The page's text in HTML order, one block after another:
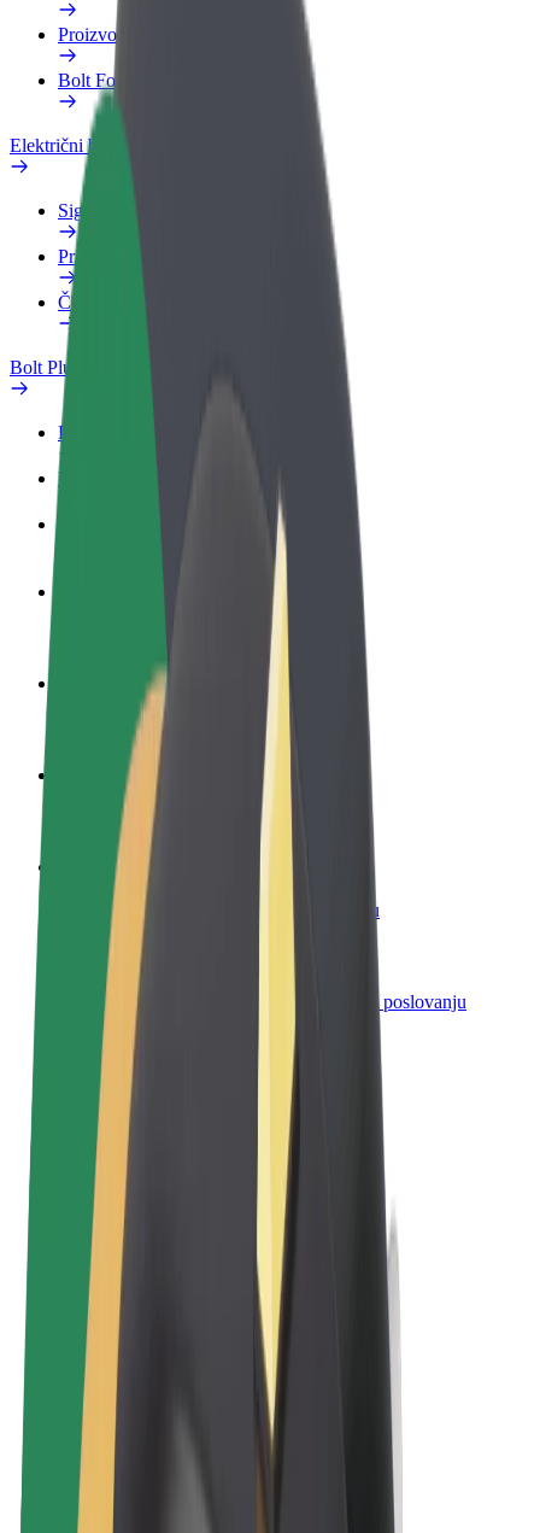
Proizvodi
Bolt Food za poslovne korisnike
Električni bicikli
Sigurnosni laboratorij
Prijavi problem
Često postavljana pitanja
Bolt Plus
Pogodnosti
Kako se pridružiti
Zarađuj po vlastitim uvjetima
Postani dostavljač
Dostavljaj hranu i primaj tjedne isplate
Dodaj restoran ili trgovinu
Dosegni više kupaca i povećaj zaradu
Registriraj se kao vlasnik flote
Dodaj svoju flotu na Bolt i povećaj zaradu
Bolt for Business
Bolt proizvodi i usluge prilagođeni tvojem poslovanju
Uvjeti i odredbe
Privatnost
Kolačići
© 2026 Bolt Technology OÜ
Proizvodi
Vožnje
Bolt Food